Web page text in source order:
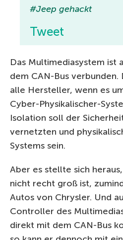
#Jeep gehackt
Tweet
Das Multimediasystem ist
dem CAN-Bus verbunden.
alle Hersteller, wenn es
Cyber-Physikalischer-
Isolation soll der
vernetzten und
Systems sein.
Aber es stellte sich
nicht recht groß ist,
Autos von Chrysler. Und
Controller des
direkt mit dem CAN-Bus